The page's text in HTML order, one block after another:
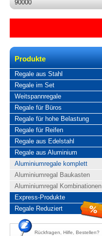
90000
Produkte
Regale aus Stahl
Regale im Set
Weitspannregale
Regale für Büros
Regale für hohe Belastung
Regale für Reifen
Regale aus Edelstahl
Regale aus Aluminium
Aluminiumregale komplett
Aluminiumregal Baukasten
Aluminiumregal Kombinationen
Express-Produkte
Regale Reduziert
Rückfragen, Hilfe, Bestellen?